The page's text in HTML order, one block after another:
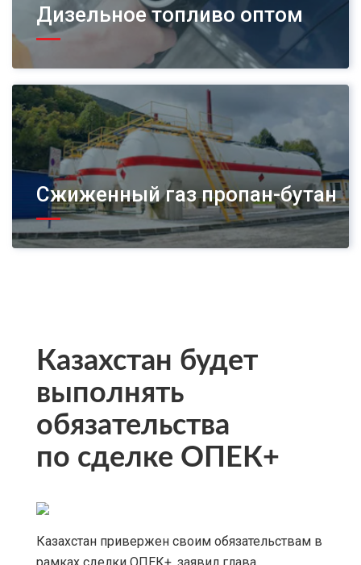
Дизельное топливо оптом
Сжиженный газ пропан-бутан
Казахстан будет
выполнять
обязательства
по сделке ОПЕК+
Казахстан привержен своим обязательствам в